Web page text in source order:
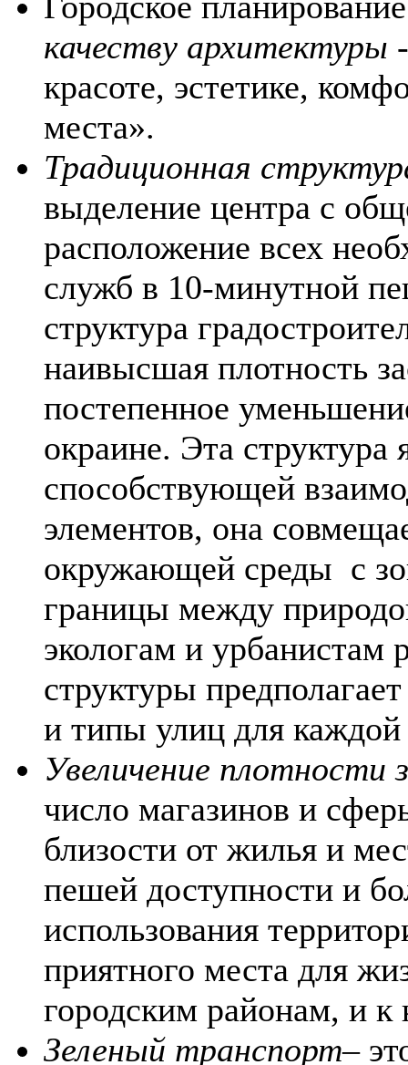
качеству архитектуры
красоте, эстетике,
места».
Традиционная
выделение центра с
расположение всех
служб в 10-минутной
структура
наивысшая плотность
постепенное
окраине. Эта структура
способствующей
элементов, она
окружающей среды с
границы между
экологам и урбанистам
структуры
и типы улиц для
Увеличение плотности
число магазинов и
близости от жилья и
пешей доступности и
использования
приятного места для
городским районам, и
Зеленый транспорт–